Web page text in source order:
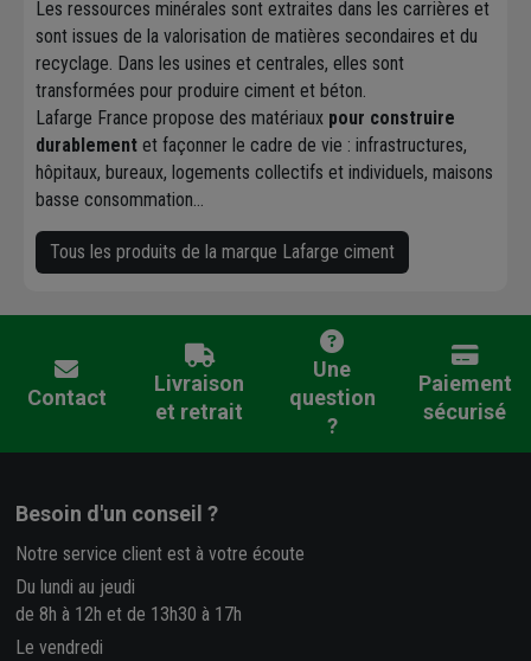
Les ressources minérales sont extraites dans les carrières et
sont issues de la valorisation de matières secondaires et du
recyclage. Dans les usines et centrales, elles sont
transformées pour produire ciment et béton.
Lafarge France propose des matériaux pour construire
durablement et façonner le cadre de vie : infrastructures,
hôpitaux, bureaux, logements collectifs et individuels, maisons
basse consommation…
Tous les produits de la marque Lafarge ciment
Contact
Livraison
et retrait
Une
question
?
Paiement
sécurisé
Besoin d'un conseil ?
Notre service client est à votre écoute
Du lundi au jeudi
de 8h à 12h et de 13h30 à 17h
Le vendredi